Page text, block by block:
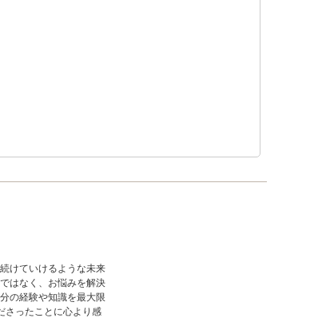
けていけるような未来
はなく、お悩みを解決
の経験や知識を最大限
さったことに心より感